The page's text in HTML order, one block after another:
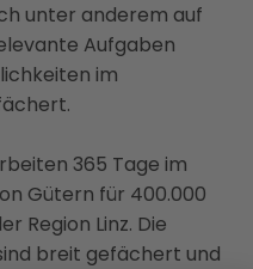
unter anderem auf
Aufgaben
im
365 Tage im
Gütern für 400.000
Region Linz. Die
breit gefächert und